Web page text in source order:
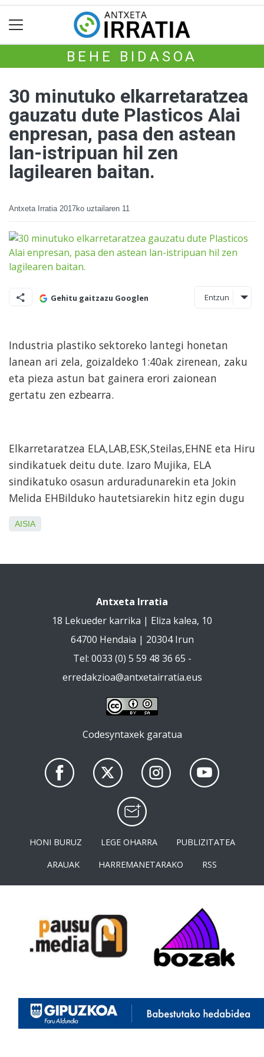
BEHE BIDASOA
30 minutuko elkarretaratzea
gauzatu dute Plasticos Alai
enpresan, pasa den astean
lan-istripuan hil zen
lagilearen baitan.
Antxeta Irratia 2017ko uztailaren 11
Gehitu gaitzazu Googlen Entzun
Industria plastiko sektoreko lantegi honetan
lanean ari zela, goizaldeko 1:40ak zirenean, zaku
eta pieza astun bat gainera erori zaionean
gertatu zen ezbearra.
Elkarretaratzea ELA,LAB,ESK,Steilas,EHNE eta Hiru
sindikatuek deitu dute. Izaro Mujika, ELA
sindikatuko osasun arduradunarekin eta Jokin
Melida EHBilduko hautetsiarekin hitz egin dugu
AISIA
Antxeta Irratia
18 Lekueder karrika | Eliza kalea, 10
64700 Hendaia | 20304 Irun
Tel: 0033 (0) 5 59 48 36 65 -
erredakzioa@antxetairratia.eus
Codesyntaxek garatua
HONI BURUZ LEGE OHARRA
PUBLIZITATEA
ARAUAK
HARREMANETARAKO RSS